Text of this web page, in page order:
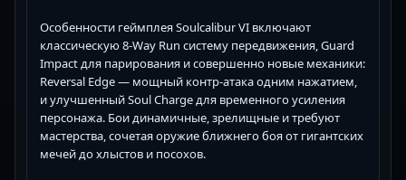
Особенности геймплея Soulcalibur VI включают
классическую 8-Way Run систему передвижения, Guard
Impact для парирования и совершенно новые механики:
Reversal Edge — мощный контр-атака одним нажатием,
и улучшенный Soul Charge для временного усиления
персонажа. Бои динамичные, зрелищные и требуют
мастерства, сочетая оружие ближнего боя от гигантских
мечей до хлыстов и посохов.